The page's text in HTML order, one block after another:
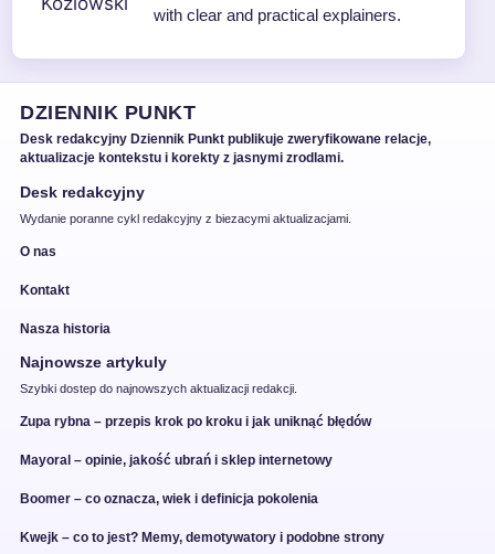
with clear and practical explainers.
DZIENNIK PUNKT
Desk redakcyjny Dziennik Punkt publikuje zweryfikowane relacje,
aktualizacje kontekstu i korekty z jasnymi zrodlami.
Desk redakcyjny
Wydanie poranne cykl redakcyjny z biezacymi aktualizacjami.
O nas
Kontakt
Nasza historia
Najnowsze artykuly
Szybki dostep do najnowszych aktualizacji redakcji.
Zupa rybna – przepis krok po kroku i jak uniknąć błędów
Mayoral – opinie, jakość ubrań i sklep internetowy
Boomer – co oznacza, wiek i definicja pokolenia
Kwejk – co to jest? Memy, demotywatory i podobne strony